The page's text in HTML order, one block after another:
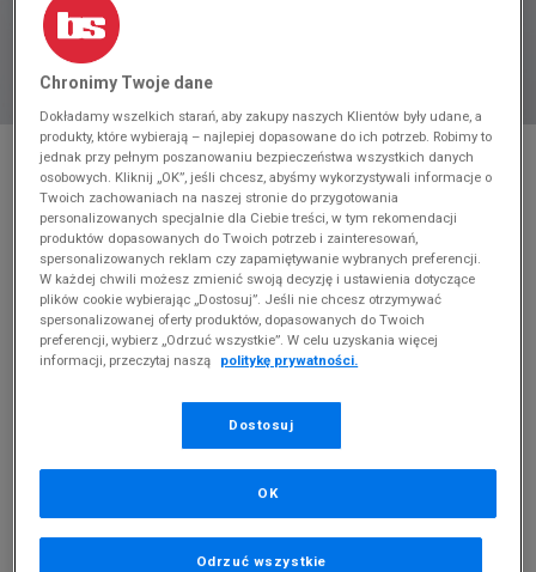
* Zdjęcie poglądowe
NIKE T-SHIRT SPORTSWEAR CLUB
Produkt pochodzi z końcówek aktualnych kolekcji, ubiegłych
sezonów lub z ekspozycji.Szczegóły.
zł cena rekomendowana przez producenta
59,99 zł
Chronimy Twoje dane
Dokładamy wszelkich starań, aby zakupy naszych Klientów były udane, a
produkty, które wybierają – najlepiej dopasowane do ich potrzeb. Robimy to
jednak przy pełnym poszanowaniu bezpieczeństwa wszystkich danych
osobowych. Kliknij „OK”, jeśli chcesz, abyśmy wykorzystywali informacje o
Twoich zachowaniach na naszej stronie do przygotowania
personalizowanych specjalnie dla Ciebie treści, w tym rekomendacji
produktów dopasowanych do Twoich potrzeb i zainteresowań,
spersonalizowanych reklam czy zapamiętywanie wybranych preferencji.
W każdej chwili możesz zmienić swoją decyzję i ustawienia dotyczące
plików cookie wybierając „Dostosuj”. Jeśli nie chcesz otrzymywać
spersonalizowanej oferty produktów, dopasowanych do Twoich
preferencji, wybierz „Odrzuć wszystkie”. W celu uzyskania więcej
informacji, przeczytaj naszą
politykę prywatności.
Dostosuj
Odrzuć wszystkie
OK